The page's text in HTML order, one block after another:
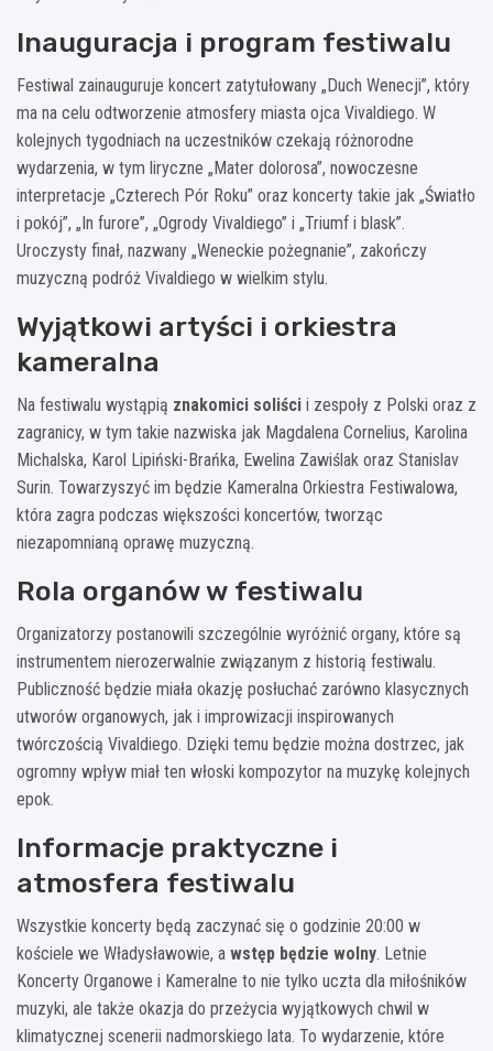
Inauguracja i program festiwalu
Festiwal zainauguruje koncert zatytułowany „Duch Wenecji”, który
ma na celu odtworzenie atmosfery miasta ojca Vivaldiego. W
kolejnych tygodniach na uczestników czekają różnorodne
wydarzenia, w tym liryczne „Mater dolorosa”, nowoczesne
interpretacje „Czterech Pór Roku” oraz koncerty takie jak „Światło
i pokój”, „In furore”, „Ogrody Vivaldiego” i „Triumf i blask”.
Uroczysty finał, nazwany „Weneckie pożegnanie”, zakończy
muzyczną podróż Vivaldiego w wielkim stylu.
Wyjątkowi artyści i orkiestra
kameralna
Na festiwalu wystąpią znakomici soliści i zespoły z Polski oraz z
zagranicy, w tym takie nazwiska jak Magdalena Cornelius, Karolina
Michalska, Karol Lipiński-Brańka, Ewelina Zawiślak oraz Stanislav
Surin. Towarzyszyć im będzie Kameralna Orkiestra Festiwalowa,
która zagra podczas większości koncertów, tworząc
niezapomnianą oprawę muzyczną.
Rola organów w festiwalu
Organizatorzy postanowili szczególnie wyróżnić organy, które są
instrumentem nierozerwalnie związanym z historią festiwalu.
Publiczność będzie miała okazję posłuchać zarówno klasycznych
utworów organowych, jak i improwizacji inspirowanych
twórczością Vivaldiego. Dzięki temu będzie można dostrzec, jak
ogromny wpływ miał ten włoski kompozytor na muzykę kolejnych
epok.
Informacje praktyczne i
atmosfera festiwalu
Wszystkie koncerty będą zaczynać się o godzinie 20:00 w
kościele we Władysławowie, a wstęp będzie wolny. Letnie
Koncerty Organowe i Kameralne to nie tylko uczta dla miłośników
muzyki, ale także okazja do przeżycia wyjątkowych chwil w
klimatycznej scenerii nadmorskiego lata. To wydarzenie, które